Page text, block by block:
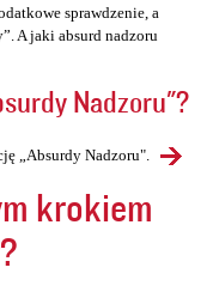
sprawdzenie, a
A jaki absurd nadzoru
Nadzoru"?
„Absurdy Nadzoru".
krokiem